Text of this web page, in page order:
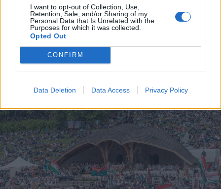
I want to opt-out of Collection, Use,
Retention, Sale, and/or Sharing of my
Personal Data that Is Unrelated with the
Purposes for which it was collected.
Opted Out
CONFIRM
Data Deletion Data Access Privacy Policy
Csíksomlyó csodája az egyéntől a
nemzetig – a pünkösdi búcsú képes
krónikája